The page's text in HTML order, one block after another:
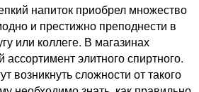
напиток приобрел множество
и престижно преподнести в
или коллеге. В магазинах
элитного спиртного.
возникнуть сложности от такого